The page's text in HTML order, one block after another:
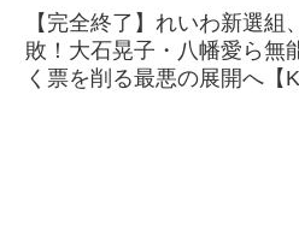
【完全終了】れいわ新選組
敗！大石晃子・八幡愛ら無
く票を削る最悪の展開へ【